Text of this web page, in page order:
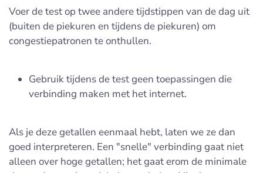
Voer de test op twee andere tijdstippen van de dag uit
(buiten de piekuren en tijdens de piekuren) om
congestiepatronen te onthullen.
Gebruik tijdens de test geen toepassingen die
verbinding maken met het internet.
Als je deze getallen eenmaal hebt, laten we ze dan
goed interpreteren. Een "snelle" verbinding gaat niet
alleen over hoge getallen; het gaat erom de minimale